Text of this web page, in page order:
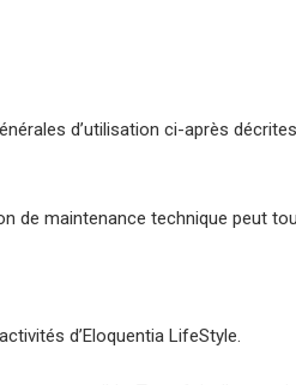
d’utilisation ci-après
maintenance technique peut
d’Eloquentia LifeStyle.